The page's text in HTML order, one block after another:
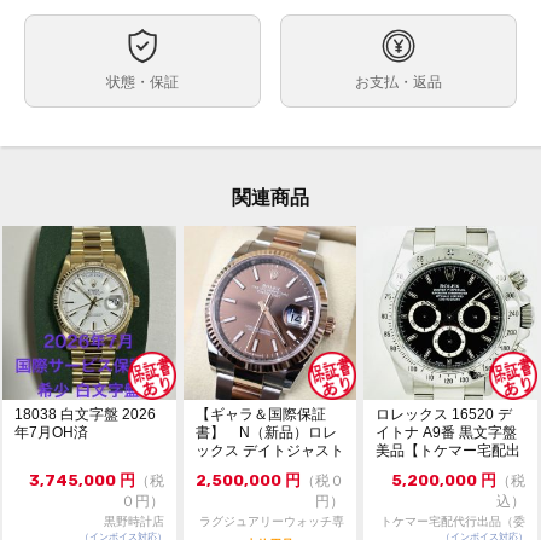
約40mm
ケース素材
冊子 カードケース レッドタグ ベゼルカバー
・M番シリアル（2007-2008年頃製造品）
・ルーレット刻印あり
・梨地クラスプ
・クラスプコード:OP11 15/423
・生産終了モデル
・日差約+7秒
（タイムグラファー平置き計測。使用、計測環境により
変動します。参考程度にお考えください。）
全体的に小キズや当てキズがあり、使用感があります。
ガラスの表面にルーペで確認出来る程度の薄いキズあ
り。
サイクロップレンズにキズあり。
状態・保証 お支払・返品
関連商品
18038 白文字盤 2026
年7月OH済
3,745,000 円
（税
０円）
黒野時計店
（インボイス対応）
【ギャラ＆国際保証
書】 N（新品）ロレ
ックス デイトジャスト
126231 36m...
2,500,000 円
（税０
円）
ラグジュアリーウォッチ専
ロレックス 16520 デ
イトナ A9番 黒文字盤
美品【トケマー宅配出
5,200,000 円
（税
込）
トケマー宅配代行出品（委
（インボイス対応）